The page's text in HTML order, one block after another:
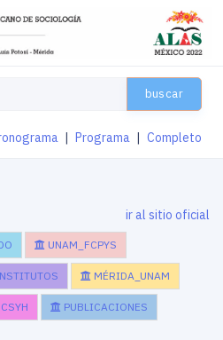
buscar
Programa Completo
ir al sitio oficial
UNAM_FCPYS
MÉRIDA_UNAM
PUBLICACIONES